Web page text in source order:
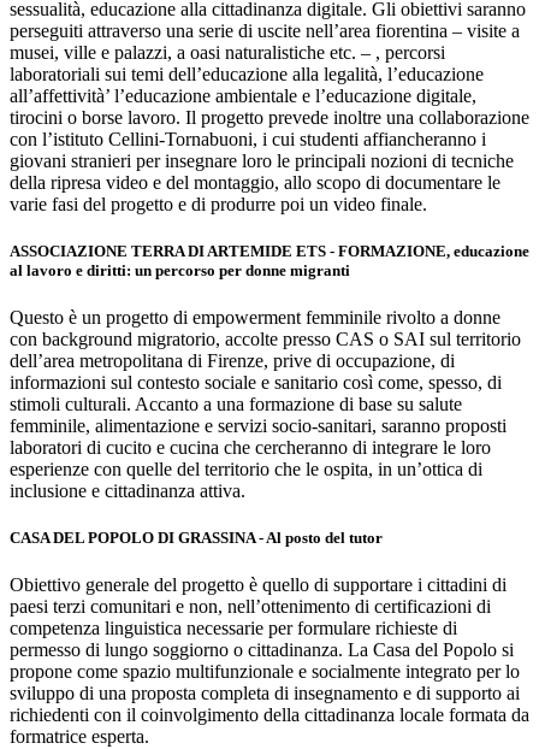
sessualità, educazione alla cittadinanza digitale. Gli obiettivi saranno
perseguiti attraverso una serie di uscite nell’area fiorentina – visite a
musei, ville e palazzi, a oasi naturalistiche etc. – , percorsi
laboratoriali sui temi dell’educazione alla legalità, l’educazione
all’affettività’ l’educazione ambientale e l’educazione digitale,
tirocini o borse lavoro. Il progetto prevede inoltre una collaborazione
con l’istituto Cellini-Tornabuoni, i cui studenti affiancheranno i
giovani stranieri per insegnare loro le principali nozioni di tecniche
della ripresa video e del montaggio, allo scopo di documentare le
varie fasi del progetto e di produrre poi un video finale.
ASSOCIAZIONE TERRA DI ARTEMIDE ETS - FORMAZIONE, educazione
al lavoro e diritti: un percorso per donne migranti
Questo è un progetto di empowerment femminile rivolto a donne
con background migratorio, accolte presso CAS o SAI sul territorio
dell’area metropolitana di Firenze, prive di occupazione, di
informazioni sul contesto sociale e sanitario così come, spesso, di
stimoli culturali. Accanto a una formazione di base su salute
femminile, alimentazione e servizi socio-sanitari, saranno proposti
laboratori di cucito e cucina che cercheranno di integrare le loro
esperienze con quelle del territorio che le ospita, in un’ottica di
inclusione e cittadinanza attiva.
CASA DEL POPOLO DI GRASSINA - Al posto del tutor
Obiettivo generale del progetto è quello di supportare i cittadini di
paesi terzi comunitari e non, nell’ottenimento di certificazioni di
competenza linguistica necessarie per formulare richieste di
permesso di lungo soggiorno o cittadinanza. La Casa del Popolo si
propone come spazio multifunzionale e socialmente integrato per lo
sviluppo di una proposta completa di insegnamento e di supporto ai
richiedenti con il coinvolgimento della cittadinanza locale formata da
formatrice esperta.